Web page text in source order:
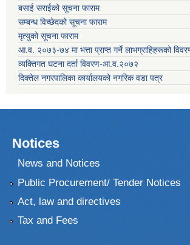
बसाई सराईको सूचना फाराम
सम्बन्ध विच्छेदको सूचना फाराम
मृत्युको सूचना फाराम
आ.व. २०७३-७४ मा भत्ता प्राप्त गर्ने लाभग्राहिहरूको
व्यक्तिगत घटना दर्ता विवरण-आ.व.२०७२
दिक्तेल नगरपालिका कार्यालयको नगरिक वडा पत्र
Notices
News and Notices
Public Procurement/ Tender Notices
Act, law and directives
Tax and Fees